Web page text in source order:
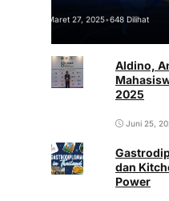
Maret 27, 2025•648 Dilihat
Aldino,
2025
Juni 25,
dan
Power